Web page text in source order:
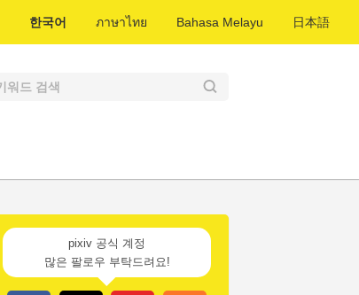
한국어 ภาษาไทย Bahasa Melayu 日本語
pixiv 공식 계정
많은 팔로우 부탁드려요!